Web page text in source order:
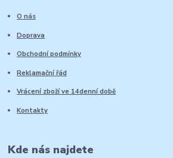
O nás
Doprava
Obchodní podmínky
Reklamační řád
Vrácení zboží ve 14denní době
Kontakty
Kde nás najdete